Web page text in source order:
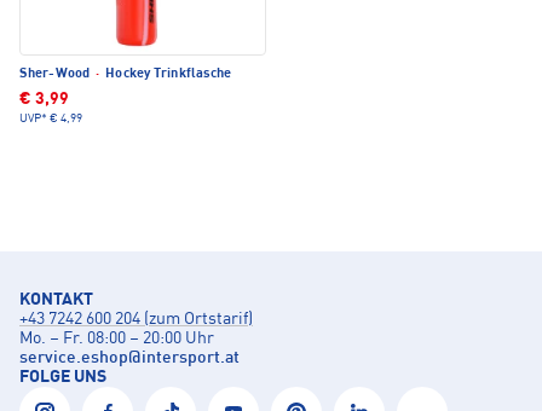
Sher-Wood · Hockey Trinkflasche
€ 3,99
UVP* € 4,99
KONTAKT
+43 7242 600 204 (zum Ortstarif)
Mo. – Fr. 08:00 – 20:00 Uhr
service.eshop@intersport.at
FOLGE UNS